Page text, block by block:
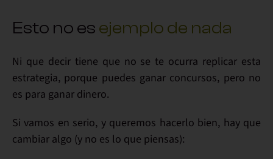
Esto no es ejemplo de nada
Ni que decir tiene que no se te ocurra replicar esta
estrategia, porque puedes ganar concursos, pero no
es para ganar dinero.
Si vamos en serio, y queremos hacerlo bien, hay que
cambiar algo (y no es lo que piensas):